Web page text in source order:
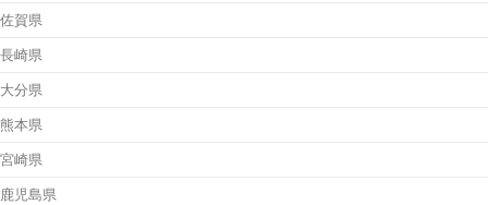
佐賀県
長崎県
大分県
熊本県
宮崎県
鹿児島県